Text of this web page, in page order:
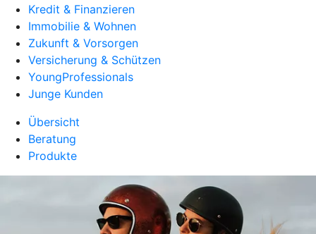
Kredit & Finanzieren
Immobilie & Wohnen
Zukunft & Vorsorgen
Versicherung & Schützen
YoungProfessionals
Junge Kunden
Übersicht
Beratung
Produkte